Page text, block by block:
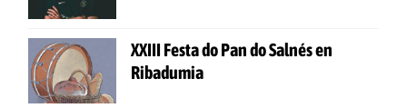
XXIII Festa do Pan do Salnés en
Ribadumia